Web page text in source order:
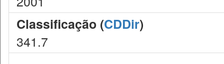
Classificação (CDDir)
341.7